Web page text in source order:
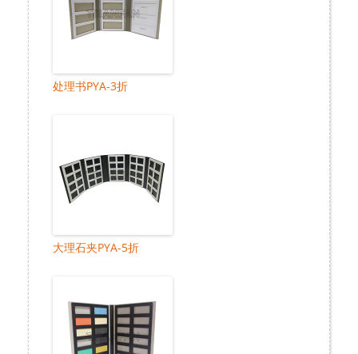
处理书PYA-3折
大理石夹PYA-5折